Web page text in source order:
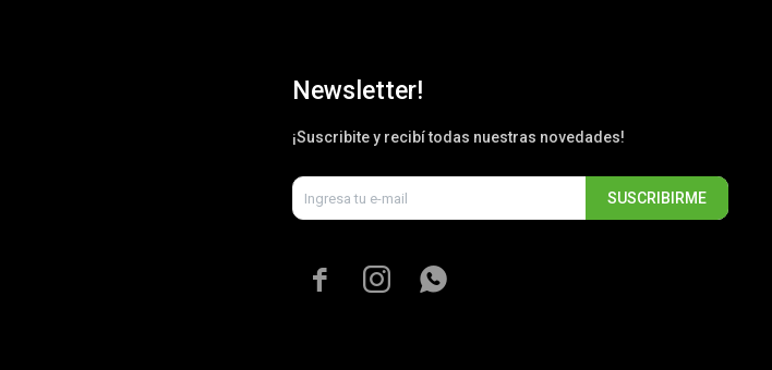
Newsletter!
¡Suscribite y recibí todas nuestras novedades!
SUSCRIBIRME
  